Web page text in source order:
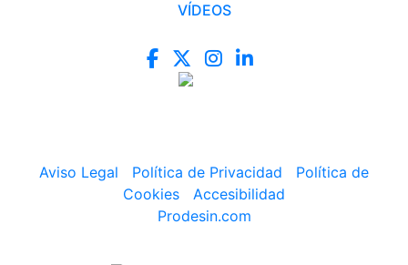
VÍDEOS
Aviso Legal Política de Privacidad
Política de
Cookies
Accesibilidad
Prodesin.com